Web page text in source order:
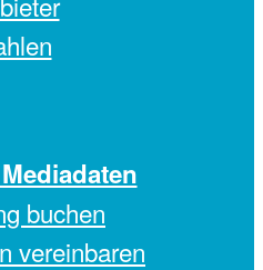
buchen
vereinbaren